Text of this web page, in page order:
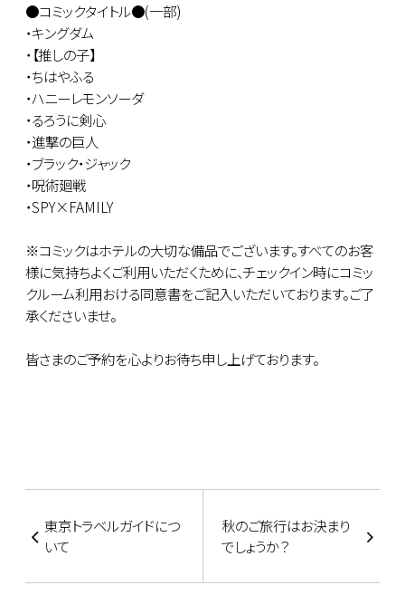
●コミックタイトル●(一部)
・キングダム
・【推しの子】
・ちはやふる
・ハニーレモンソーダ
・るろうに剣心
・進撃の巨人
・ブラック・ジャック
・呪術廻戦
・SPY×FAMILY
※コミックはホテルの大切な備品でございます。すべてのお客
様に気持ちよくご利用いただくために、チェックイン時にコミッ
クルーム利用おける同意書をご記入いただいております。ご了
承くださいませ。
皆さまのご予約を心よりお待ち申し上げております。
東京トラベルガイドにつ
いて
秋のご旅行はお決まり
でしょうか？